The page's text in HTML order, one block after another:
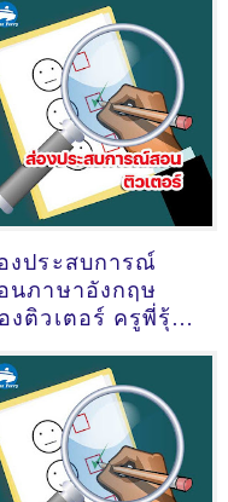
ออนไลน์
งประสบการณ์
นภาษาอังกฤษ
งติวเตอร์ ครูพี่รุ้ง
คอสโมเมืองทอง
นี